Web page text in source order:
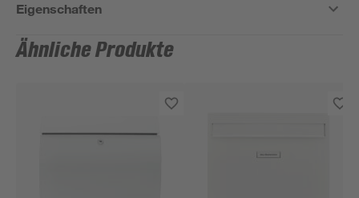
Eigenschaften
Ähnliche Produkte